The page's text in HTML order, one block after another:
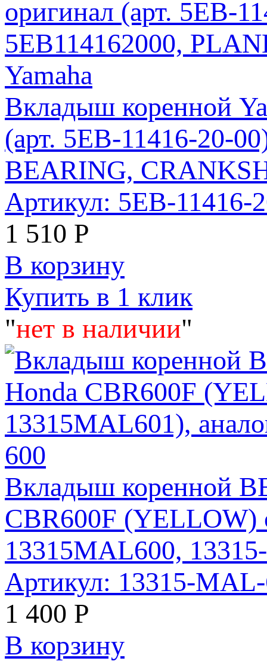
Вкладыш коренной
(арт. 5EB-11416-20-
BEARING,
Артикул: 5EB-11416-
1 510 Р
В корзину
Купить в 1 клик
"нет в наличии"
Вкладыш коренной
CBR600F (YELLOW)
13315MAL600,
Артикул: 13315-
1 400 Р
В корзину